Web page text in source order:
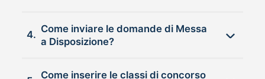
4.
Come inviare le domande di Messa
a Disposizione?
Come inserire le classi di concorso